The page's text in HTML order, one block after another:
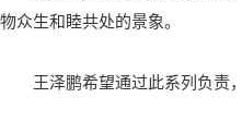
物众生和睦共处的景象。
王泽鹏希望通过此系列负责